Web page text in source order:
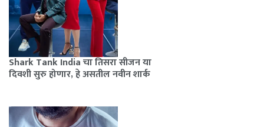
Shark Tank India चा तिसरा सीजन या
दिवशी सुरु होणार, हे असतील नवीन शार्क